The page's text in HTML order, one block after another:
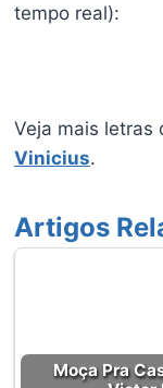
tempo real):
Veja mais letras
Vinicius.
Artigos
Moça Pra